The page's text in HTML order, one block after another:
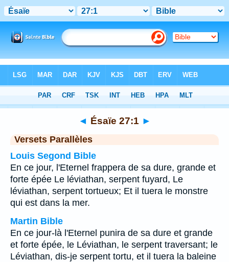
Chapitre 27> Verset 1
◄ Ésaïe 27:1 ►
Versets Parallèles
Louis Segond Bible
En ce jour, l'Eternel frappera de sa dure, grande et
forte épée Le léviathan, serpent fuyard, Le
léviathan, serpent tortueux; Et il tuera le monstre
qui est dans la mer.
Martin Bible
En ce jour-là l'Eternel punira de sa dure et grande
et forte épée, le Léviathan, le serpent traversant; le
Léviathan, dis-je serpent tortu, et il tuera la baleine